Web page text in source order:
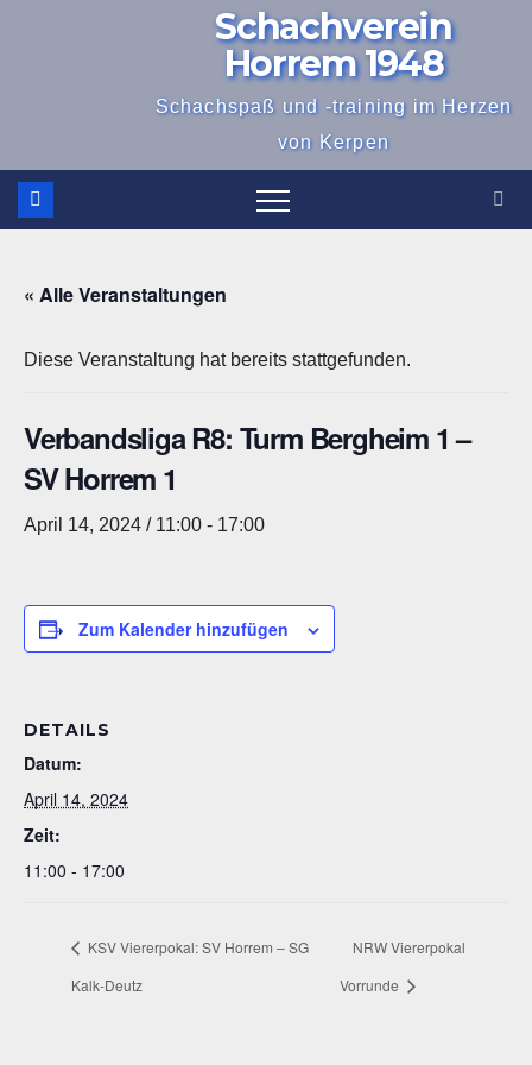
Schachverein
Horrem 1948
Schachspaß und -training im Herzen
von Kerpen
« Alle Veranstaltungen
Diese Veranstaltung hat bereits stattgefunden.
Verbandsliga R8: Turm Bergheim 1 –
SV Horrem 1
April 14, 2024 / 11:00 - 17:00
Zum Kalender hinzufügen
DETAILS
Datum:
April 14, 2024
Zeit:
11:00 - 17:00
KSV Viererpokal: SV Horrem – SG
Kalk-Deutz
NRW Viererpokal
Vorrunde